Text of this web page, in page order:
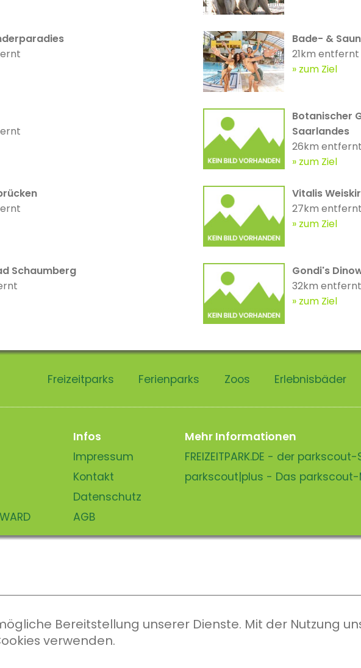
Bereitstellung unserer Dienste. Mit der Nutzung
verwenden.
Bade- &
21km entfernt
zum Ziel
Botanischer
Saarlandes
26km entfernt
zum Ziel
Vitalis
27km entfernt
zum Ziel
Schaumberg
Gondi's
32km entfernt
zum Ziel
Freizeitparks Ferienparks Zoos Erlebnisbäder
Infos
Impressum
Kontakt
Datenschutz
AGB
Mehr Informationen
FREIZEITPARK.DE - der
parkscout|plus - Das